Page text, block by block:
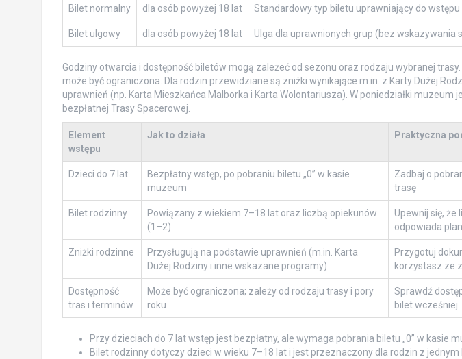
Bilet normalny dla osób powyżej 18 lat Standardowy typ biletu uprawniający do wstępu
Bilet ulgowy dla osób powyżej 18 lat Ulga dla uprawnionych grup (bez wskazywania
Godziny otwarcia i dostępność biletów mogą zależeć od sezonu oraz rodzaju wybranej
może być ograniczona. Dla rodzin przewidziane są zniżki wynikające m.in. z Karty Dużej
uprawnień (np. Karta Mieszkańca Malborka i Karta Wolontariusza). W poniedziałki muzeum
bezpłatnej Trasy Spacerowej.
Element
wstępu
Jak to działa Praktyczna
Dzieci do 7 lat
Bezpłatny wstęp, po pobraniu biletu „0” w kasie
muzeum
Zadbaj o
trasę
Bilet rodzinny
Powiązany z wiekiem 7–18 lat oraz liczbą opiekunów
(1–2)
Upewnij się, że
odpowiada
Zniżki rodzinne
Przysługują na podstawie uprawnień (m.in. Karta
Dużej Rodziny i inne wskazane programy)
Przygotuj
korzystasz ze
Dostępność
tras i terminów
Może być ograniczona; zależy od rodzaju trasy i pory
roku
Sprawdź
bilet wcześniej
Przy dzieciach do 7 lat wstęp jest bezpłatny, ale wymaga pobrania biletu „0” w kasie
Bilet rodzinny dotyczy dzieci w wieku 7–18 lat i jest przeznaczony dla rodzin z jednym